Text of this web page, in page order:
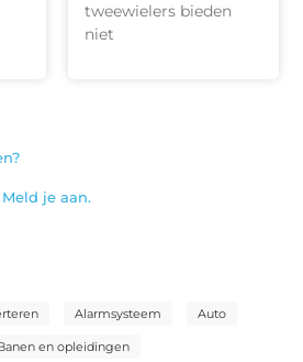
tweewielers bieden
niet
je aan.
Alarmsysteem Auto
en opleidingen